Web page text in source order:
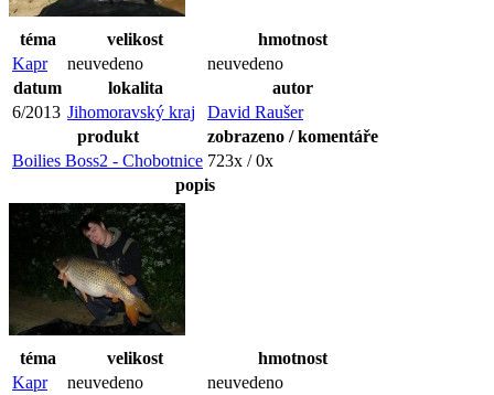
téma velikost
hmotnost
Kapr
neuvedeno
neuvedeno
datum
lokalita
autor
6/2013 Jihomoravský kraj
David Raušer
produkt
zobrazeno / komentáře
Boilies Boss2 - Chobotnice 723x / 0x
popis
téma velikost
hmotnost
Kapr
neuvedeno
neuvedeno